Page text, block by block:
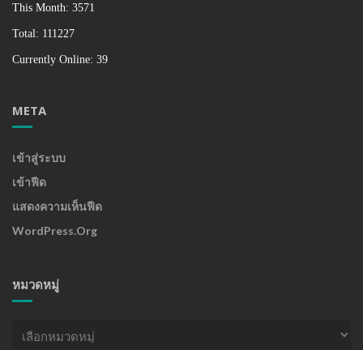
This Month: 3571
Total: 111227
Currently Online: 39
META
เข้าสู่ระบบ
เข้าฟีด
แสดงความเห็นฟีด
WordPress.org
หมวดหมู่
หมวด
หมู่